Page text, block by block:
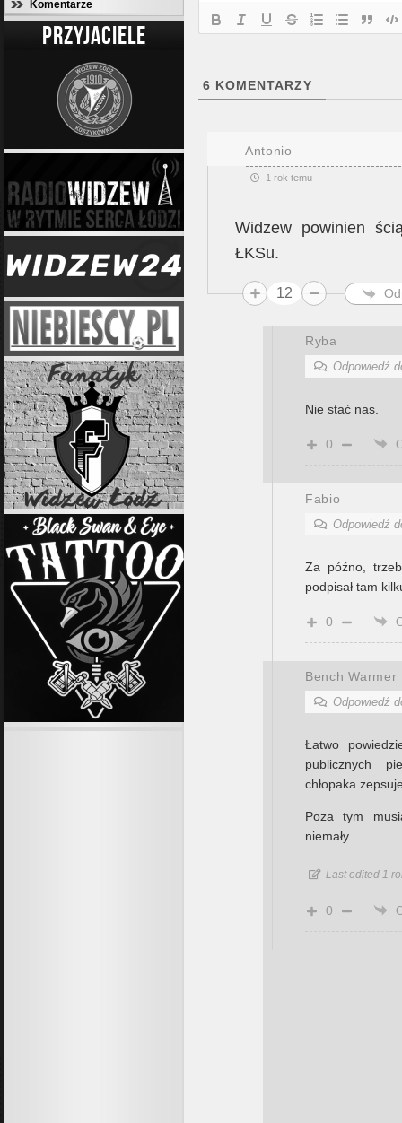
Komentarze
PRZYJACIELE
6 KOMENTARZY
Antonio
1 rok temu
Widzew powinien
ŁKSu.
12
Ryba
Odpowiedź
Nie stać nas.
0
Fabio
Odpowiedź
Za późno,
podpisał tam
0
Bench Warmer
Odpowiedź
Łatwo
publicznych
chłopaka
Poza tym
niemały.
Last edited 1
0